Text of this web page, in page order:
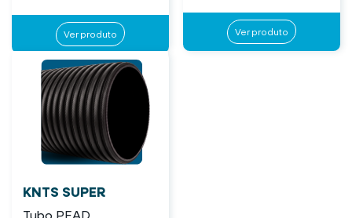
Ver produto Ver produto
KNTS SUPER